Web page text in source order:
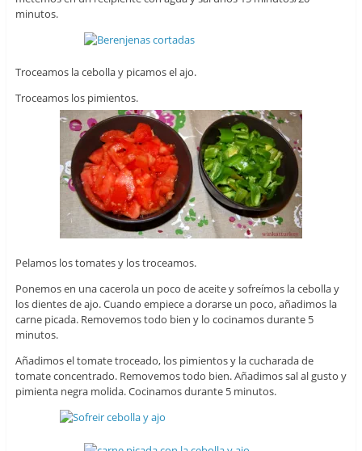
minutos.
Troceamos la cebolla y picamos el ajo.
Troceamos los pimientos.
Pelamos los tomates y los troceamos.
Ponemos en una cacerola un poco de aceite y sofreímos la cebolla y
los dientes de ajo. Cuando empiece a dorarse un poco, añadimos la
carne picada. Removemos todo bien y lo cocinamos durante 5
minutos.
Añadimos el tomate troceado, los pimientos y la cucharada de
tomate concentrado. Removemos todo bien. Añadimos sal al gusto y
pimienta negra molida. Cocinamos durante 5 minutos.